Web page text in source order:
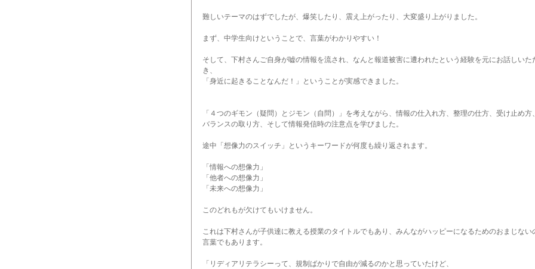
難しいテーマのはずでしたが、爆笑したり、震え上がったり、大変盛り上がりました。
まず、中学生向けということで、言葉がわかりやすい！
そして、下村さんご自身が嘘の情報を流され、なんと報道被害に遭われたという経験を元にお話しいた
き、
「身近に起きることなんだ！」ということが実感できました。
「４つのギモン（疑問）とジモン（自問）」を考えながら、情報の仕入れ方、整理の仕方、受け止め方
バランスの取り方、そして情報発信時の注意点を学びました。
途中「想像力のスイッチ」というキーワードが何度も繰り返されます。
「情報への想像力」
「他者への想像力」
「未来への想像力」
このどれもが欠けてもいけません。
これは下村さんが子供達に教える授業のタイトルでもあり、みんながハッピーになるためのおまじない
言葉でもあります。
「リディアリテラシーって、規制ばかりで自由が減るのかと思っていたけど、